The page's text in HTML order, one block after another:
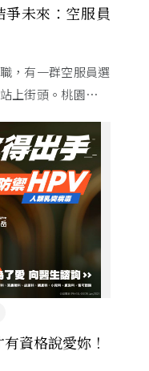
爭未來：空服員
，有一群空服員選
上街頭。桃園市空
資格說愛妳！